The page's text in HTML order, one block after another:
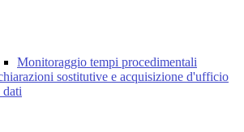
Monitoraggio tempi procedimentali
sostitutive e acquisizione d'ufficio
dati